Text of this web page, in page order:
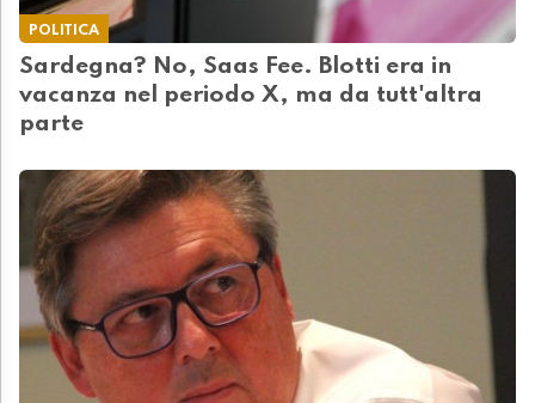
POLITICA
Sardegna? No, Saas Fee. Blotti era in
vacanza nel periodo X, ma da tutt'altra
parte